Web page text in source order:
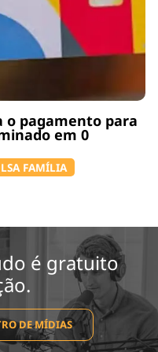
o pagamento para
em 0
FAMÍLIA
é gratuito
DE MÍDIAS